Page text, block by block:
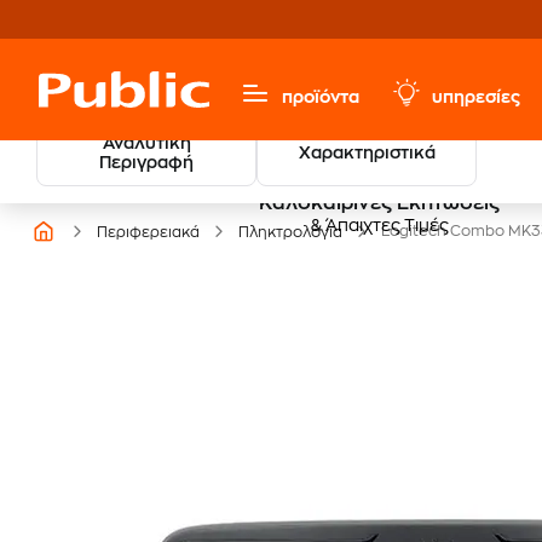
προϊόντα υπηρεσίες
Αναλυτική
Περιγραφή
Χαρακτηριστικά
Καλοκαιρινές Εκπτώσεις
& Άπαιχτες Τιμές
Περιφερειακά Πληκτρολόγια Logitech Combo